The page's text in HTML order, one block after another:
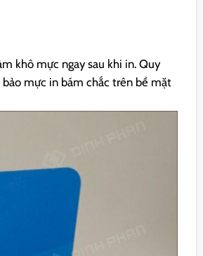
khô mực ngay sau khi in. Quy
mực in bám chắc trên bề mặt